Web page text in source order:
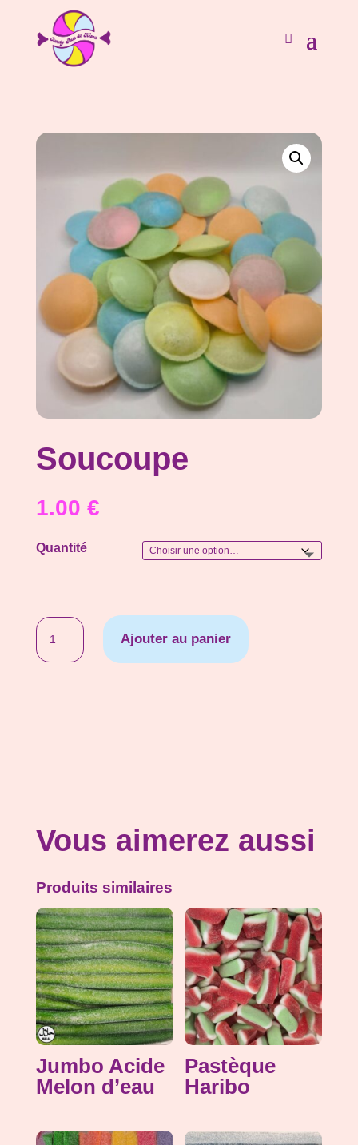
Soucoupe
1.00 €
Quantité
quantité
Soucoupe
Ajouter au panier
Vous aimerez aussi
Produits similaires
Jumbo Acide
Melon d’eau
Pastèque
Haribo